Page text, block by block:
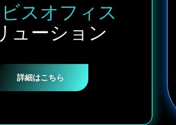
スオフィス
ューション
詳細はこちら